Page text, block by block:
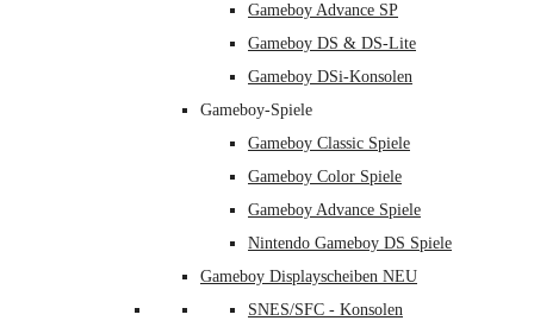
Gameboy Advance SP
Gameboy DS & DS-Lite
Gameboy DSi-Konsolen
Gameboy-Spiele
Gameboy Classic Spiele
Gameboy Color Spiele
Gameboy Advance Spiele
Nintendo Gameboy DS Spiele
Gameboy Displayscheiben NEU
SNES/SFC - Konsolen